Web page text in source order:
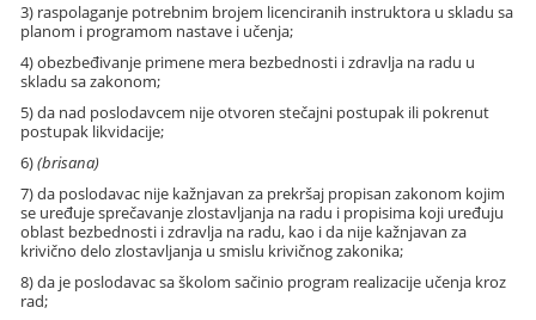
3) raspolaganje potrebnim brojem licenciranih instruktora u skladu sa
planom i programom nastave i učenja;
4) obezbeđivanje primene mera bezbednosti i zdravlja na radu u
skladu sa zakonom;
5) da nad poslodavcem nije otvoren stečajni postupak ili pokrenut
postupak likvidacije;
6)(brisana)
7) da poslodavac nije kažnjavan za prekršaj propisan zakonom kojim
se uređuje sprečavanje zlostavljanja na radu i propisima koji uređuju
oblast bezbednosti i zdravlja na radu, kao i da nije kažnjavan za
krivično delo zlostavljanja u smislu krivičnog zakonika;
8) da je poslodavac sa školom sačinio program realizacije učenja kroz
rad;